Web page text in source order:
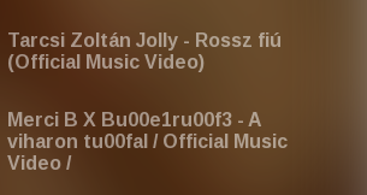
Tarcsi Zoltán Jolly - Rossz fiú
(Official Music Video)
Merci B X Bu00e1ru00f3 - A
viharon tu00fal / Official Music
Video /